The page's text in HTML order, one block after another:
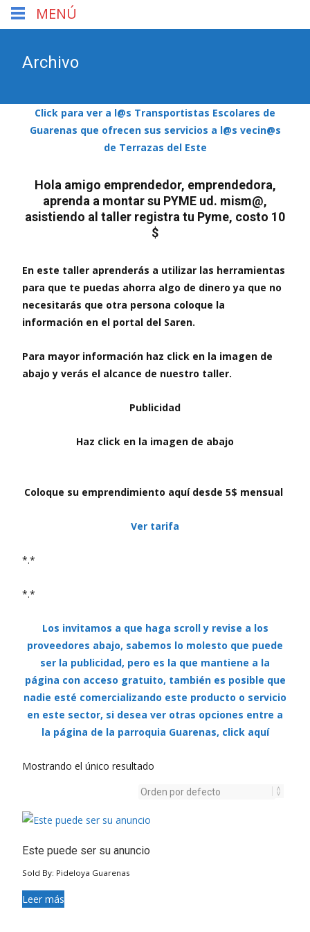
Archivo
Click para ver a l@s Transportistas Escolares de
Guarenas que ofrecen sus servicios a l@s vecin@s
de Terrazas del Este
Hola amigo emprendedor, emprendedora,
aprenda a montar su PYME ud. mism@,
asistiendo al taller registra tu Pyme, costo 10
$
En este taller aprenderás a utilizar las herramientas
para que te puedas ahorra algo de dinero ya que no
necesitarás que otra persona coloque la
información en el portal del Saren.
Para mayor información haz click en la imagen de
abajo y verás el alcance de nuestro taller.
Publicidad
Haz click en la imagen de abajo
Coloque su emprendimiento aquí desde 5$ mensual
Ver tarifa
*.*
*.*
Los invitamos a que haga scroll y revise a los
proveedores abajo, sabemos lo molesto que puede
ser la publicidad, pero es la que mantiene a la
página con acceso gratuito, también es posible que
nadie esté comercializando este producto o servicio
en este sector, si desea ver otras opciones entre a
la página de la parroquia Guarenas, click aquí
Mostrando el único resultado
Este puede ser su anuncio
Sold By: Pideloya Guarenas
Leer más
MENÚ